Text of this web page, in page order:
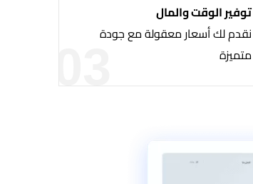
توفير الوقت والمال
نقدم لك أسعار معقولة مع جودة
متميزة